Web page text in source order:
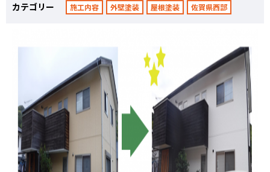
カテゴリー 施工内容 外壁塗装 屋根塗装 佐賀県西部